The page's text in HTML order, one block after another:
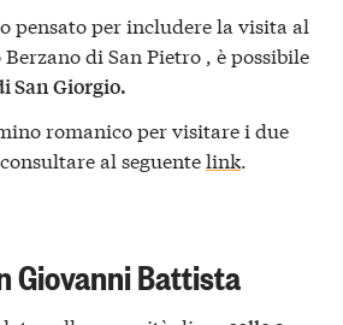
pensato per includere la visita al
di San Pietro , è possibile
San Giorgio.
romanico per visitare i due
al seguentelink.
Giovanni Battista